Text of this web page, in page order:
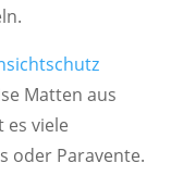
Matten aus
es viele
oder Paravente.